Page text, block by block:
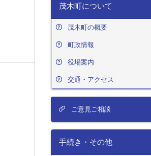
茂木町について
茂木町の概要
町政情報
役場案内
交通・アクセス
ご意見ご相談
手続き・その他